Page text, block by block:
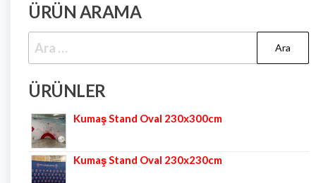
ÜRÜN ARAMA
ÜRÜNLER
Kumaş Stand Oval 230x300cm
Kumaş Stand Oval 230x230cm